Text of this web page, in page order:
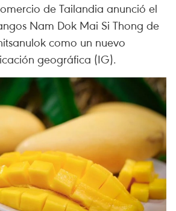
de Tailandia anunció el
Nam Dok Mai Si Thong de
como un nuevo
geográfica (IG).